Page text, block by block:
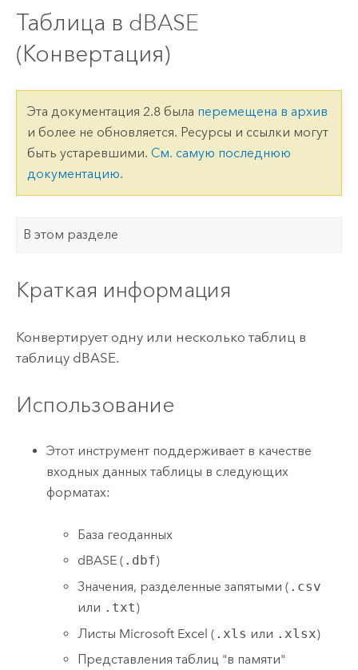
Таблица в dBASE
(Конвертация)
Эта документация 2.8 была перемещена в архив
и более не обновляется. Ресурсы и ссылки могут
быть устаревшими. См. самую последнюю
документацию.
В этом разделе
Краткая информация
Конвертирует одну или несколько таблиц в
таблицу dBASE.
Использование
Этот инструмент поддерживает в качестве
входных данных таблицы в следующих
форматах:
База геоданных
dBASE ( .dbf)
Значения, разделенные запятыми ( .csv
или .txt)
Листы Microsoft Excel ( .xls или .xlsx)
Представления таблиц "в памяти"